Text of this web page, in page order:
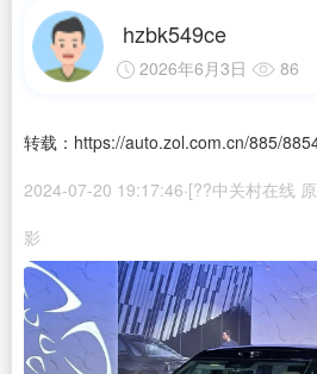
hzbk549ce
2026年6月3日 86
转载：https://auto.zol.com.cn/885/
2024-07-20 19:17:46·[??中关村在线
影